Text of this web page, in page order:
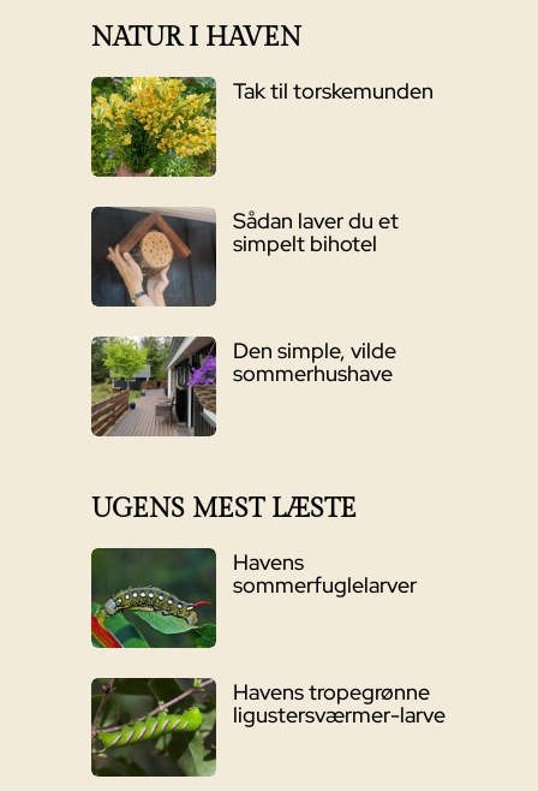
NATUR I HAVEN
Tak til torskemunden
Sådan laver du et
simpelt bihotel
Den simple, vilde
sommerhushave
UGENS MEST LÆSTE
Havens
sommerfuglelarver
Havens tropegrønne
ligustersværmer-larve